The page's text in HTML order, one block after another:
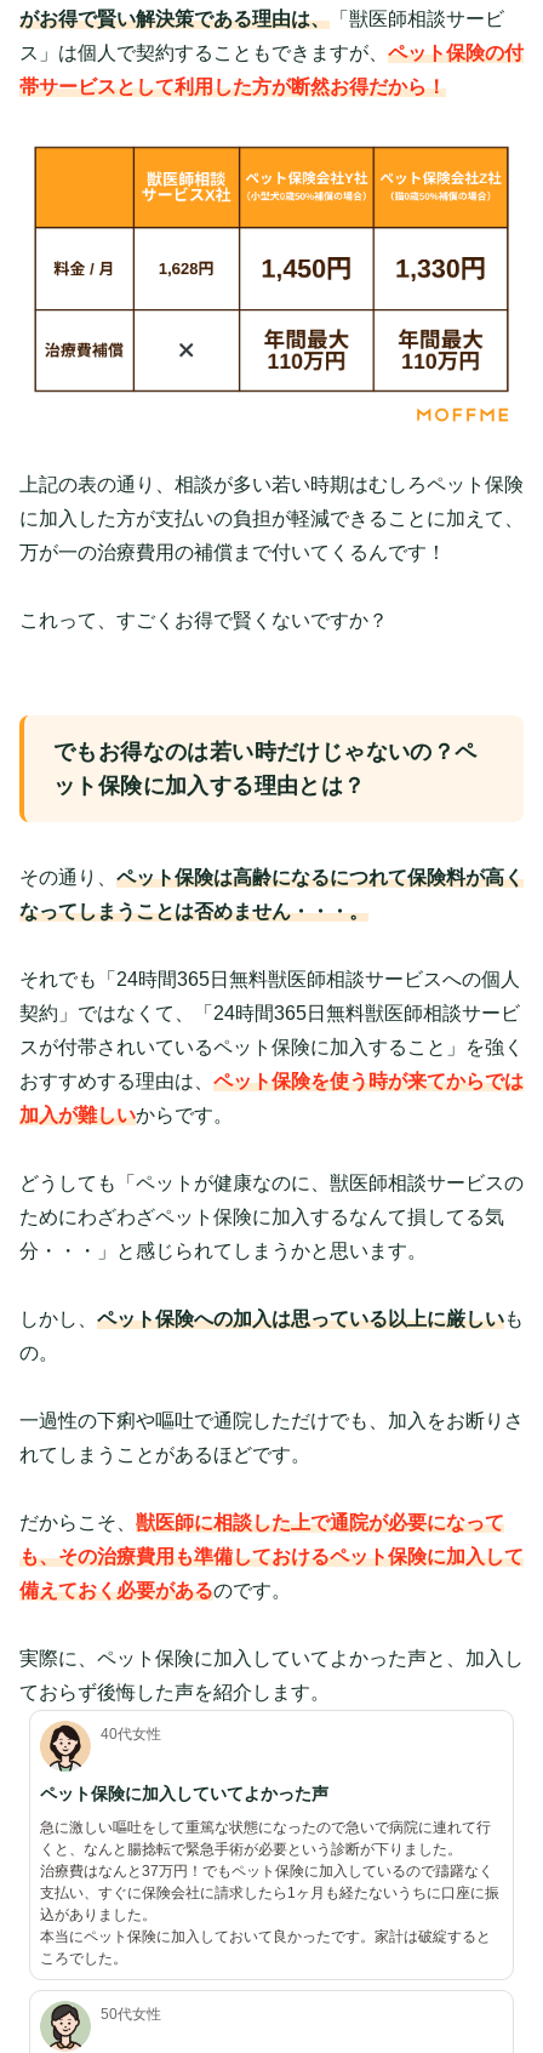
がお得で賢い解決策である理由は、 「獣医師相談サービ
ス」は個人で契約することもできますが、 ペット保険の付
帯サービスとして利用した方が断然お得だから！
上記の表の通り、相談が多い若い時期はむしろペット保険
に加入した方が支払いの負担が軽減できることに加えて、
万が一の治療費用の補償まで付いてくるんです！
これって、すごくお得で賢くないですか？
でもお得なのは若い時だけじゃないの？ペ
ット保険に加入する理由とは？
その通り、 ペット保険は高齢になるにつれて保険料が高く
なってしまうことは否めません・・・。
それでも「24時間365日無料獣医師相談サービスへの個人
契約」ではなくて、「24時間365日無料獣医師相談サービ
スが付帯されいているペット保険に加入すること」を強く
おすすめする理由は、 ペット保険を使う時が来てからでは
加入が難しいからです。
どうしても「ペットが健康なのに、獣医師相談サービスの
ためにわざわざペット保険に加入するなんて損してる気
分・・・」と感じられてしまうかと思います。
しかし、 ペット保険への加入は思っている以上に厳しいも
の。
一過性の下痢や嘔吐で通院しただけでも、加入をお断りさ
れてしまうことがあるほどです。
だからこそ、 獣医師に相談した上で通院が必要になって
も、その治療費用も準備しておけるペット保険に加入して
備えておく必要があるのです。
実際に、ペット保険に加入していてよかった声と、加入し
ておらず後悔した声を紹介します。
40代女性
ペット保険に加入していてよかった声
急に激しい嘔吐をして重篤な状態になったので急いで病院に連れて行
くと、なんと腸捻転で緊急手術が必要という診断が下りました。
治療費はなんと37万円！でもペット保険に加入しているので躊躇なく
支払い、すぐに保険会社に請求したら1ヶ月も経たないうちに口座に振
込がありました。
本当にペット保険に加入しておいて良かったです。家計は破綻すると
ころでした。
50代女性